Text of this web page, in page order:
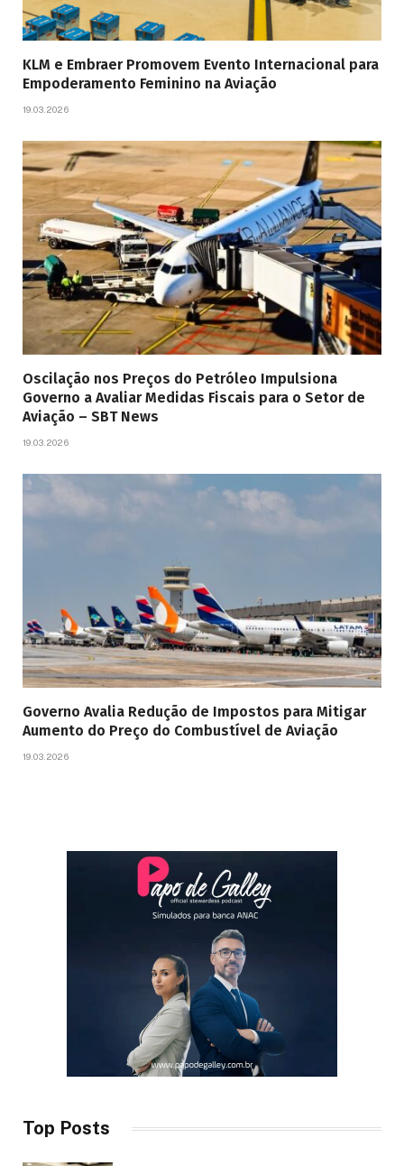
KLM e Embraer Promovem Evento Internacional para
Empoderamento Feminino na Aviação
19.03.2026
Oscilação nos Preços do Petróleo Impulsiona
Governo a Avaliar Medidas Fiscais para o Setor de
Aviação – SBT News
19.03.2026
Governo Avalia Redução de Impostos para Mitigar
Aumento do Preço do Combustível de Aviação
19.03.2026
Top Posts